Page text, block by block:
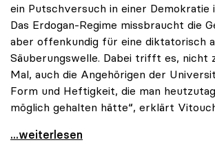
ein Putschversuch in einer Demokratie
Das Erdogan-Regime missbraucht die
aber offenkundig für eine diktatorisch
Säuberungswelle. Dabei trifft es, nicht
Mal, auch die Angehörigen der
Form und Heftigkeit, die man
möglich gehalten hätte“, erklärt
uniko: „Flächendeckende Säuberung
...weiterlesen